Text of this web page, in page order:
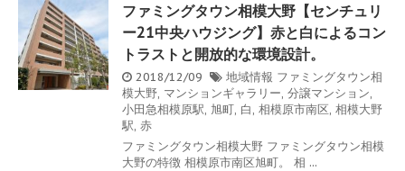
ファミングタウン相模大野【センチュリ
ー21中央ハウジング】赤と白によるコン
トラストと開放的な環境設計。
2018/12/09 地域情報 ファミングタウン相
模大野, マンションギャラリー, 分譲マンション,
小田急相模原駅, 旭町, 白, 相模原市南区, 相模大野
駅, 赤
ファミングタウン相模大野 ファミングタウン相模
大野の特徴 相模原市南区旭町。 相 ...